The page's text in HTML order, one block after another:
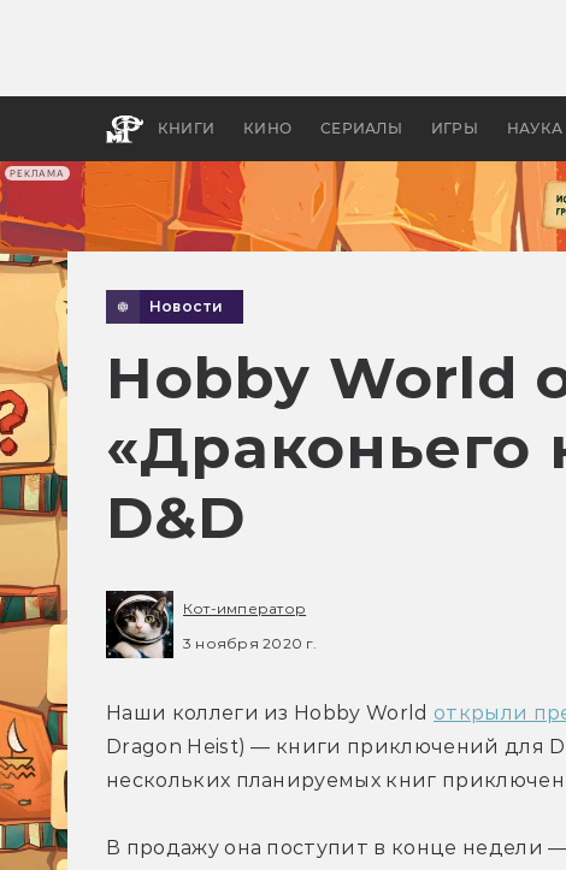
РЕКЛАМА
КНИГИ КИНО СЕРИАЛЫ ИГРЫ НАУКА
Новости
Hobby World
D&D
Кот-император
3 ноября 2020 г.
Наши коллеги из Hobby World открыли
Dragon Heist) — книги приключений для
нескольких планируемых книг
В продажу она поступит в конце недели